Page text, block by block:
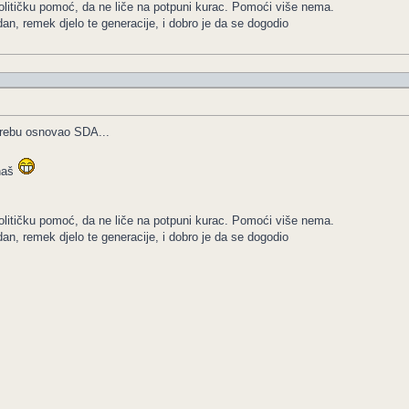
pomoć, da ne liče na potpuni kurac. Pomoći više nema.
remek djelo te generacije, i dobro je da se dogodio
osnovao SDA...
pomoć, da ne liče na potpuni kurac. Pomoći više nema.
remek djelo te generacije, i dobro je da se dogodio